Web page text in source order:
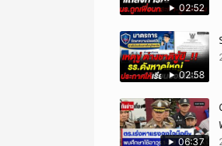
02:52
02:58
06:37